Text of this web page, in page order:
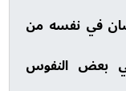
في نفسه من
بعض النفوس